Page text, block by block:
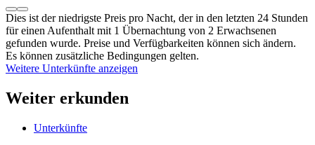
Dies ist der niedrigste Preis pro Nacht, der in den letzten 24 Stunden
für einen Aufenthalt mit 1 Übernachtung von 2 Erwachsenen
gefunden wurde. Preise und Verfügbarkeiten können sich ändern.
Es können zusätzliche Bedingungen gelten.
Weitere Unterkünfte anzeigen
Weiter erkunden
Unterkünfte